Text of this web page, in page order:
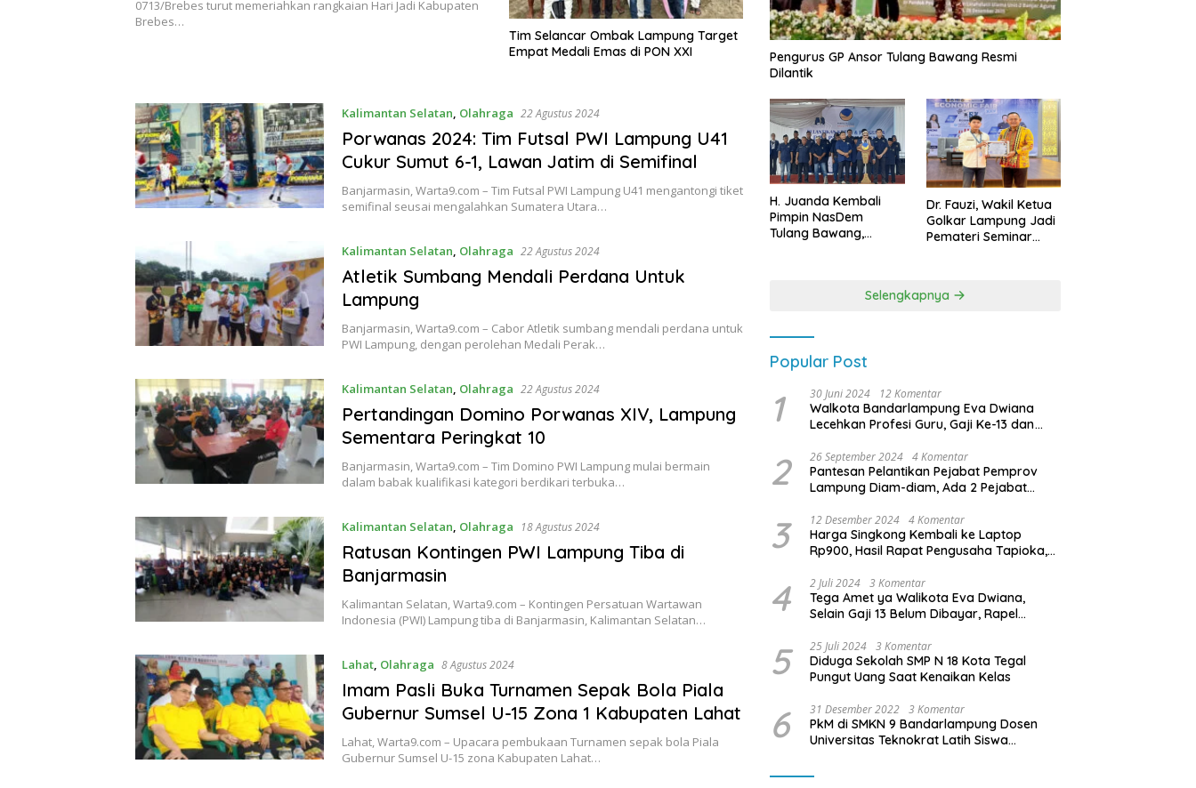
0713/Brebes turut memeriahkan rangkaian Hari Jadi Kabupaten
Brebes…
Tim Selancar Ombak Lampung Target
Empat Medali Emas di PON XXI
Kalimantan Selatan Olahraga 22 Agustus 2024
Porwanas 2024: Tim Futsal PWI Lampung U41
Cukur Sumut 6-1, Lawan Jatim di Semifinal
Banjarmasin, Warta9.com – Tim Futsal PWI Lampung U41 mengantongi tiket
semifinal seusai mengalahkan Sumatera Utara…
Kalimantan Selatan Olahraga 22 Agustus 2024
Atletik Sumbang Mendali Perdana Untuk
Lampung
Banjarmasin, Warta9.com – Cabor Atletik sumbang mendali perdana untuk
PWI Lampung, dengan perolehan Medali Perak…
Kalimantan Selatan Olahraga 22 Agustus 2024
Pertandingan Domino Porwanas XIV, Lampung
Sementara Peringkat 10
Banjarmasin, Warta9.com – Tim Domino PWI Lampung mulai bermain
dalam babak kualifikasi kategori berdikari terbuka…
Kalimantan Selatan Olahraga 18 Agustus 2024
Ratusan Kontingen PWI Lampung Tiba di
Banjarmasin
Kalimantan Selatan, Warta9.com – Kontingen Persatuan Wartawan
Indonesia (PWI) Lampung tiba di Banjarmasin, Kalimantan Selatan…
Lahat, Olahraga 8 Agustus 2024
Imam Pasli Buka Turnamen Sepak Bola Piala
Gubernur Sumsel U-15 Zona 1 Kabupaten Lahat
Lahat, Warta9.com – Upacara pembukaan Turnamen sepak bola Piala
Gubernur Sumsel U-15 zona Kabupaten Lahat…
Pengurus GP Ansor Tulang Bawang Resmi
Dilantik
H. Juanda Kembali
Pimpin NasDem
Tulang Bawang,
Dr. Fauzi, Wakil Ketua
Golkar Lampung Jadi
Pemateri Seminar
Kebangsaan
Selengkapnya
Popular Post
1 30 Juni 2024 12 Komentar
Walkota Bandarlampung Eva Dwiana
Lecehkan Profesi Guru, Gaji Ke-13 dan
2 26 September 2024 4 Komentar
Pantesan Pelantikan Pejabat Pemprov
Lampung Diam-diam, Ada 2 Pejabat
3 12 Desember 2024 4 Komentar
Harga Singkong Kembali ke Laptop
Rp900, Hasil Rapat Pengusaha Tapioka,
Lampung
4 2 Juli 2024 3 Komentar
Tega Amet ya Walikota Eva Dwiana,
Selain Gaji 13 Belum Dibayar, Rapel
Dibayar
5 25 Juli 2024 3 Komentar
Diduga Sekolah SMP N 18 Kota Tegal
Pungut Uang Saat Kenaikan Kelas
6 31 Desember 2022 3 Komentar
PkM di SMKN 9 Bandarlampung Dosen
Universitas Teknokrat Latih Siswa